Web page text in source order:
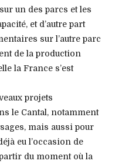
un des parcs et les
et d’autre part
sur l’autre parc
de la production
la France s’est
projets
le Cantal, notamment
mais aussi pour
eu l’occasion de
du moment où la